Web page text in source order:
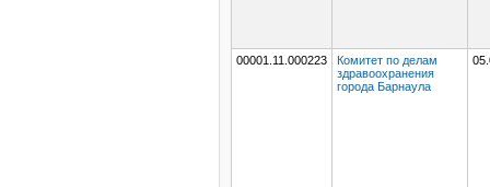
00001.11.000223
Комитет по делам
здравоохранения
города Барнаула